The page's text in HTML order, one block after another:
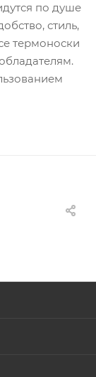
по душе
стиль,
термоноски